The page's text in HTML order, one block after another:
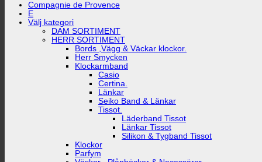
Compagnie de Provence
E
Välj kategori
DAM SORTIMENT
HERR SORTIMENT
Bords ,Vägg & Väckar klockor.
Herr Smycken
Klockarmband
Casio
Certina.
Länkar
Seiko Band & Länkar
Tissot.
Läderband Tissot
Länkar Tissot
Silikon & Tygband Tissot
Klockor
Parfym